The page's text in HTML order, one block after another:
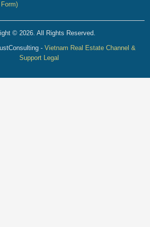
© 2026. All Rights Reserved.
- Vietnam Real Estate Channel &
Support Legal